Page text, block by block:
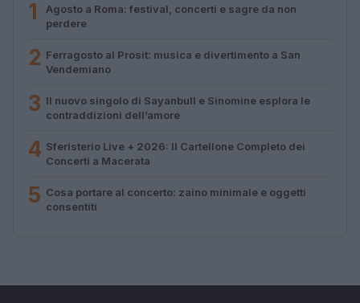
1
Agosto a Roma: festival, concerti e sagre da non
perdere
2 Ferragosto al Prosit: musica e divertimento a San
Vendemiano
3 Il nuovo singolo di Sayanbull e Sinomine esplora le
contraddizioni dell’amore
4 Sferisterio Live + 2026: Il Cartellone Completo dei
Concerti a Macerata
5 Cosa portare al concerto: zaino minimale e oggetti
consentiti